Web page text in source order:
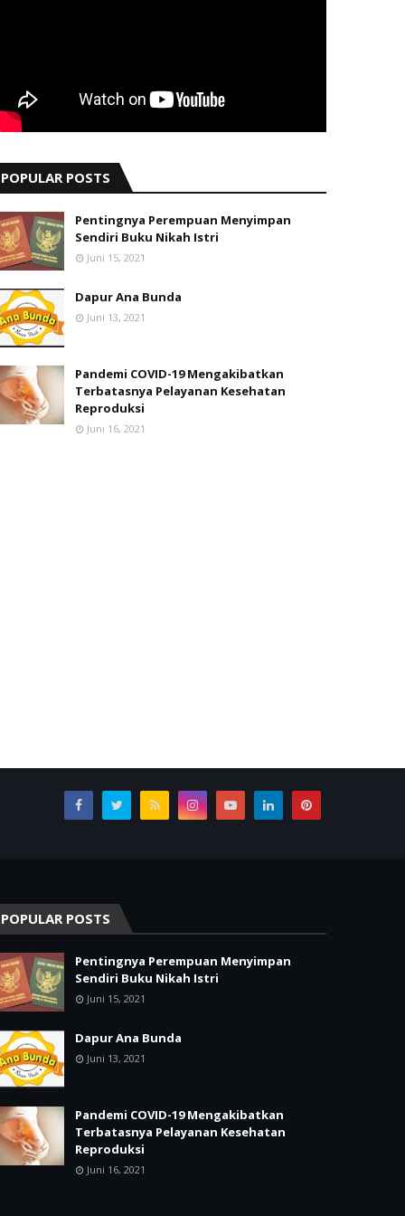
POPULAR POSTS
Pentingnya Perempuan Menyimpan
Sendiri Buku Nikah Istri
Juni 15, 2021
Dapur Ana Bunda
Juni 13, 2021
Pandemi COVID-19 Mengakibatkan
Terbatasnya Pelayanan Kesehatan
Reproduksi
Juni 16, 2021
POPULAR POSTS
Pentingnya Perempuan Menyimpan
Sendiri Buku Nikah Istri
Juni 15, 2021
Dapur Ana Bunda
Juni 13, 2021
Pandemi COVID-19 Mengakibatkan
Terbatasnya Pelayanan Kesehatan
Reproduksi
Juni 16, 2021